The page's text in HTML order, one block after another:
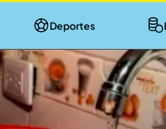
Deportes